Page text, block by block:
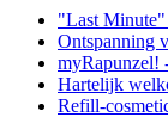
"Last Minute"
Ontspanning
myRapunzel!
Hartelijk
Refill-